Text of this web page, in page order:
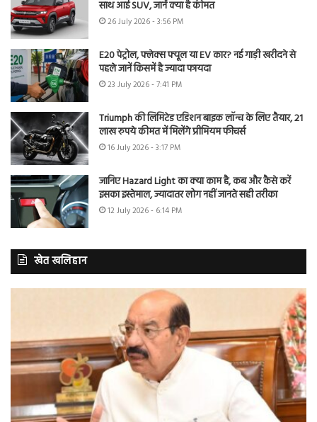
साथ आई SUV, जानें क्या है कीमत
26 July 2026 - 3:56 PM
E20 पेट्रोल, फ्लेक्स फ्यूल या EV कार? नई गाड़ी खरीदने से
पहले जानें किसमें है ज्यादा फायदा
23 July 2026 - 7:41 PM
Triumph की लिमिटेड एडिशन बाइक लॉन्च के लिए तैयार, 21
लाख रुपये कीमत में मिलेंगे प्रीमियम फीचर्स
16 July 2026 - 3:17 PM
जानिए Hazard Light का क्या काम है, कब और कैसे करें
इसका इस्तेमाल, ज्यादातर लोग नहीं जानते सही तरीका
12 July 2026 - 6:14 PM
खेत खलिहान